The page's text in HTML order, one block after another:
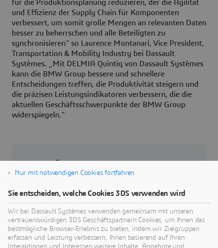
für die Produktionsplanung reduzieren, der die Agilität
und Effizienz der Supply Chain für Komponenten
verbessert, um somit große Mengen an relevanten Daten
besser zu beherrschen und alle Beteiligten zu
synchronisieren" so Laurence Montanari, Vice President,
Transportation & Mobility Industry bei Dassault
Systèmes. „Mit DELMIA Quintiq von Dassault Systèmes
kann die BMW Group bessere und schnellere
Entscheidungen treffen, die Produktivität steigern und
die präzisen Leistungsindikatoren verbessern, die die
aktuellen Geschäftsschwerpunkte der BMW Group
widerspiegeln."
menschlichen Fortschritt. Seit 1981 ist das
Unternehmen führend in der Entwicklung
virtueller Technologien, die das reale Leben von
Verbrauchern, Patienten und Bürgern verbessern.
Mehr als 370.000 Kunden aller Größen und
Nur mit notwendigen Cookies fortfahren
Sie entscheiden, welche Cookies 3DS verwenden wird
Wir bei Dassault Systèmes verwenden gemeinsam mit unseren
vertrauenswürdigen 3DS Geschäftspartnern Cookies, um Ihnen das
bestmögliche Browser-Erlebnis zu bieten, indem wir Zielgruppen
erfassen und Leistung verbessern, Ihnen basierend auf Ihren
Interaktionen und Interessen weitere Inhalte, Angebote und